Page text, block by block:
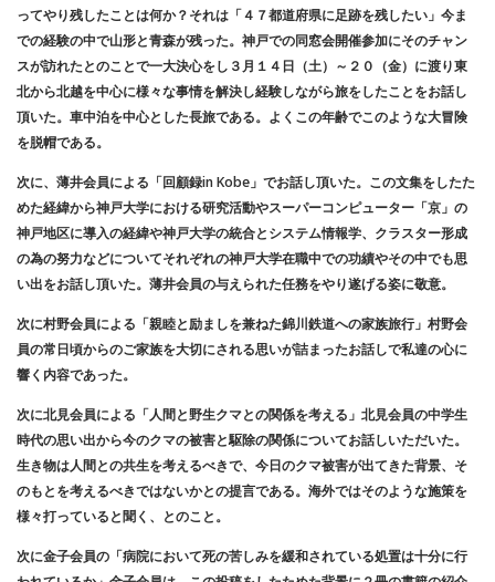
ってやり残したことは何か？それは「４７都道府県に足跡を残したい」今ま
での経験の中で山形と青森が残った。神戸での同窓会開催参加にそのチャン
スが訪れたとのことで一大決心をし３月１４日（土）～２０（金）に渡り東
北から北越を中心に様々な事情を解決し経験しながら旅をしたことをお話し
頂いた。車中泊を中心とした長旅である。よくこの年齢でこのような大冒険
を脱帽である。
次に、薄井会員による「回顧録in Kobe」でお話し頂いた。この文集をしたた
めた経緯から神戸大学における研究活動やスーパーコンピューター「京」の
神戸地区に導入の経緯や神戸大学の統合とシステム情報学、クラスター形成
の為の努力などについてそれぞれの神戸大学在職中での功績やその中でも思
い出をお話し頂いた。薄井会員の与えられた任務をやり遂げる姿に敬意。
次に村野会員による「親睦と励ましを兼ねた錦川鉄道への家族旅行」村野会
員の常日頃からのご家族を大切にされる思いが詰まったお話しで私達の心に
響く内容であった。
次に北見会員による「人間と野生クマとの関係を考える」北見会員の中学生
時代の思い出から今のクマの被害と駆除の関係についてお話しいただいた。
生き物は人間との共生を考えるべきで、今日のクマ被害が出てきた背景、そ
のもとを考えるべきではないかとの提言である。海外ではそのような施策を
様々打っていると聞く、とのこと。
次に金子会員の「病院において死の苦しみを緩和されている処置は十分に行